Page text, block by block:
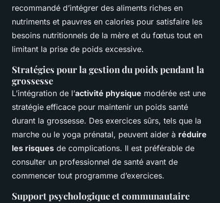
recommandé d’intégrer des aliments riches en
nutriments et pauvres en calories pour satisfaire les
besoins nutritionnels de la mère et du fœtus tout en
limitant la prise de poids excessive.
Stratégies pour la gestion du poids pendant la
grossesse
L’intégration de l’activité physique modérée est une
stratégie efficace pour maintenir un poids santé
durant la grossesse. Des exercices sûrs, tels que la
marche ou le yoga prénatal, peuvent aider à réduire
les risques de complications. Il est préférable de
consulter un professionnel de santé avant de
commencer tout programme d’exercices.
Support psychologique et communautaire